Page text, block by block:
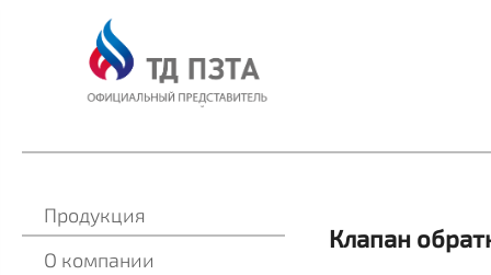
Клапан
Продукция
О компании